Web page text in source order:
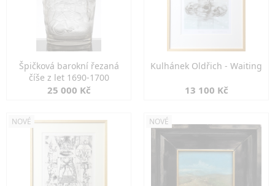
Špičková barokní řezaná
číše z let 1690-1700
25 000 Kč
Kulhánek Oldřich - Waiting
13 100 Kč
NOVÉ NOVÉ